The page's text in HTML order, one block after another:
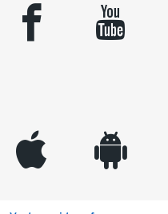
facebook youtube
appleinc android